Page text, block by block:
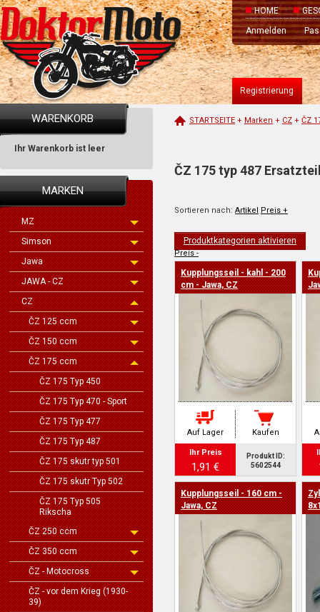
HOME
Anmelden
Registrierung
WARENKORB
Ihr Warenkorb ist leer
MARKEN
MZ
Simson
Jawa
JAWA - CZ
CZ
ČZ 125 ccm
ČZ 150 ccm
ČZ 175 ccm
ČZ 175 Typ 450
ČZ 175 Typ 470 - Sport
ČZ 175 Typ 477
ČZ 175 Typ 487
ČZ 175 skutr typ 501
ČZ 175 skutr Typ 502
ČZ 175 Typ 505
Rikscha
ČZ 250 ccm
ČZ 350 ccm
ČZ - Motocross
ČZ - vor dem Krieg (1930-
39)
STARTSEITE + Marken + CZ + ČZ
ČZ 175 typ 487
Sortieren nach: Artikel Preis +
Preis -
Produktkategorien aktivieren
Kupplungsseil - kahl - 200
cm - Jawa, CZ
Auf Lager Kaufen
Ihr Preis
1,91 €
Produkt ID:
5602544
Kupplungsseil - 160 cm -
Jawa, CZ